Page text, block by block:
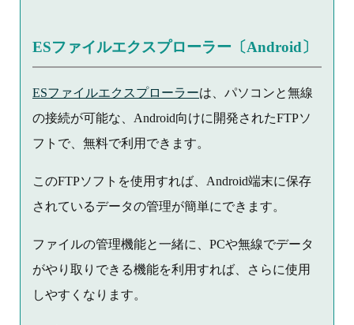
ESファイルエクスプローラー〔Android〕
ESファイルエクスプローラーは、パソコンと無線
の接続が可能な、Android向けに開発されたFTPソ
フトで、無料で利用できます。
このFTPソフトを使用すれば、Android端末に保存
されているデータの管理が簡単にできます。
ファイルの管理機能と一緒に、PCや無線でデータ
がやり取りできる機能を利用すれば、さらに使用
しやすくなります。